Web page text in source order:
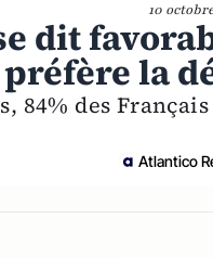
10
dit
la
84% des
Atlantico